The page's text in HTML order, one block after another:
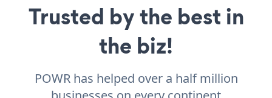
Trusted by the best in
the biz!
POWR has helped over a half million